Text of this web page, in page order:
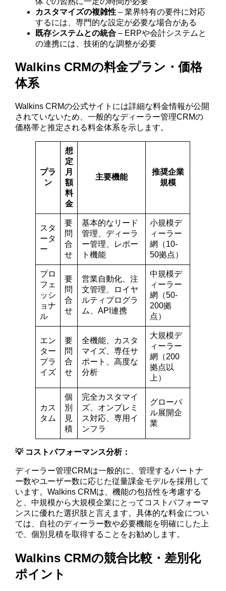
カスタマイズの複雑性 – 業界特有の要件に対応
するには、専門的な設定が必要な場合がある
既存システムとの統合 – ERPや会計システムと
の連携には、技術的な調整が必要
Walkins CRMの料金プラン・価格
体系
Walkins CRMの公式サイトには詳細な料金情報が公開
されていないため、一般的なディーラー管理CRMの
価格帯と推定される料金体系を示します。
プラ
ン
想
定
月
額
料
金
主要機能
推奨企業
規模
スタ
ータ
ー
要
問
合
せ
基本的なリード
管理、ディーラ
ー管理、レポー
ト機能
小規模デ
ィーラー
網（10-
50拠点）
プロ
フェ
ッシ
ョナ
ル
要
問
合
せ
営業自動化、注
文管理、ロイヤ
ルティプログラ
ム、API連携
中規模デ
ィーラー
網（50-
200拠
点）
エン
ター
プラ
イズ
要
問
合
せ
全機能、カスタ
マイズ、専任サ
ポート、高度な
分析
大規模デ
ィーラー
網（200
拠点以
上）
カス
タム
個
別
見
積
完全カスタマイ
ズ、オンプレミ
ス対応、専用イ
ンフラ
グローバ
ル展開企
業
💡 コストパフォーマンス分析：
ディーラー管理CRMは一般的に、管理するパートナ
ー数やユーザー数に応じた従量課金モデルを採用して
います。Walkins CRMは、機能の包括性を考慮する
と、中規模から大規模企業にとってコストパフォーマ
ンスに優れた選択肢と言えます。具体的な料金につい
ては、自社のディーラー数や必要機能を明確にした上
で、個別見積を取得することをお勧めします。
Walkins CRMの競合比較・差別化
ポイント